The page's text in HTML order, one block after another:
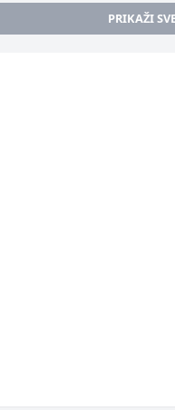
PRIKAŽI